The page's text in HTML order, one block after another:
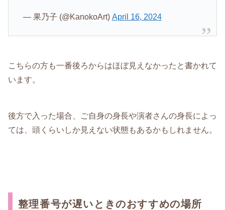
— 果乃子 (@KanokoArt) April 16, 2024
こちらの方も一番後ろからはほぼ見えなかったと書かれて
います。
後方で入った場合、ご自身の身長や演者さんの身長によっ
ては、頭くらいしか見えない状態もあるかもしれません。
整理番号が遅いときのおすすめの場所